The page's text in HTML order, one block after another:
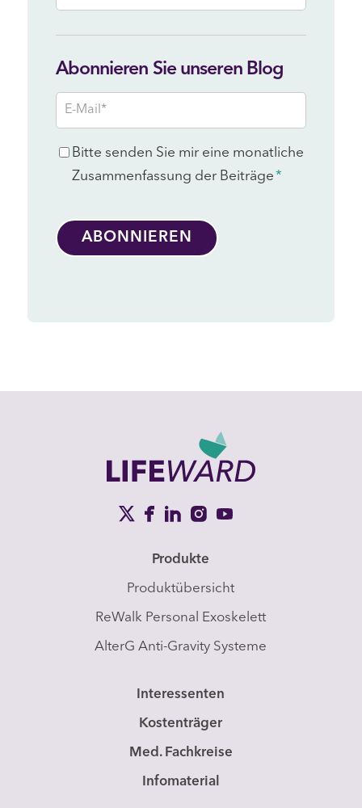
Abonnieren Sie unseren Blog
E-
Mail
Consent
Bitte senden Sie mir eine monatliche
Zusammenfassung der Beiträge*
Produkte
Produktübersicht
ReWalk Personal Exoskelett
AlterG Anti-Gravity Systeme
Interessenten
Kostenträger
Med. Fachkreise
Infomaterial